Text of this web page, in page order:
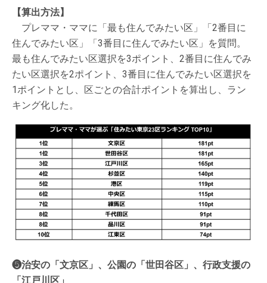
【算出方法】
プレママ・ママに「最も住んでみたい区」「2番目に
住んでみたい区」「3番目に住んでみたい区」を質問。
最も住んでみたい区選択を3ポイント、2番目に住んでみ
たい区選択を2ポイント、3番目に住んでみたい区選択を
1ポイントとし、区ごとの合計ポイントを算出し、ラン
キング化した。
❺治安の「文京区」、公園の「世田谷区」、行政支援の
「江戸川区」